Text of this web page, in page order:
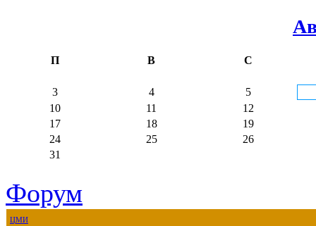
П В С
3 4
5
10
11
12
17
18
19
24
25
26
31
Форум
ЦМИ